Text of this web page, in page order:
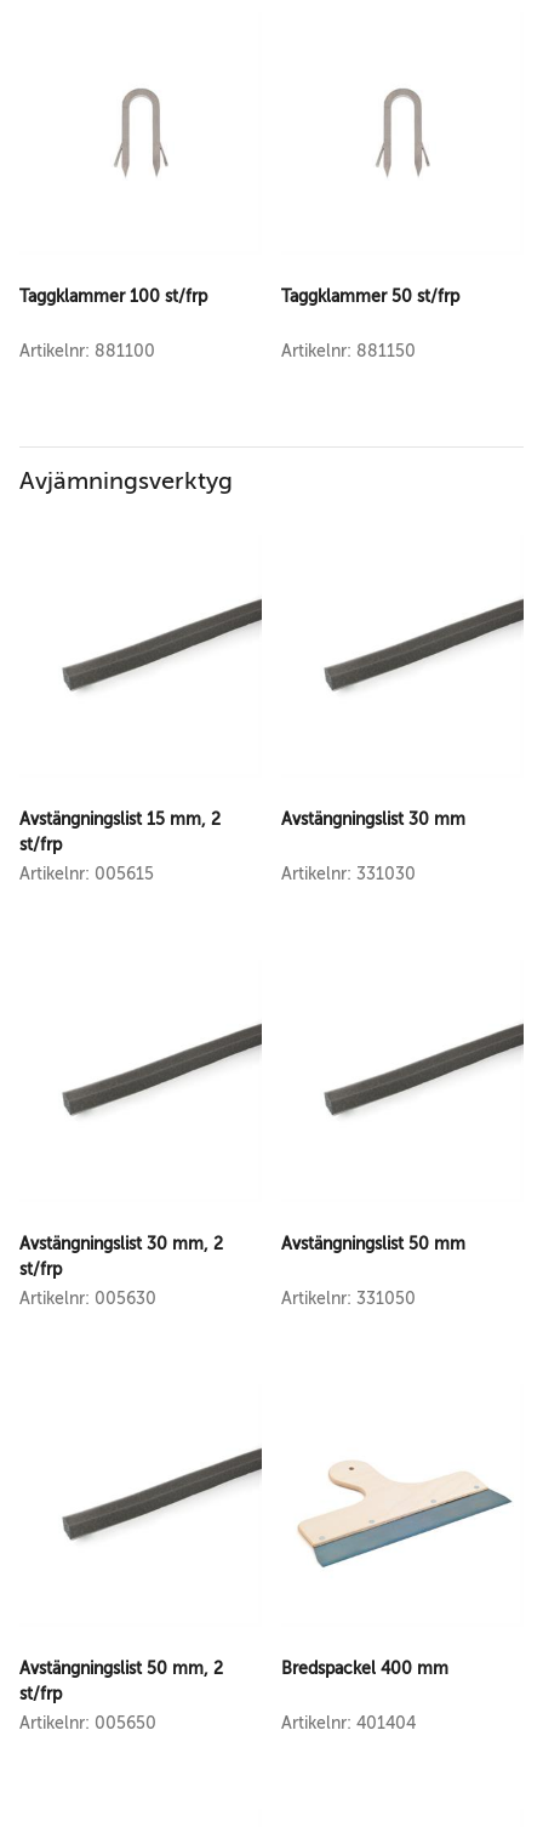
Taggklammer 100 st/frp
Artikelnr: 881100
Taggklammer 50 st/frp
Artikelnr: 881150
Avjämningsverktyg
Avstängningslist 15 mm, 2
st/frp
Artikelnr: 005615
Avstängningslist 30 mm
Artikelnr: 331030
Avstängningslist 30 mm, 2
st/frp
Artikelnr: 005630
Avstängningslist 50 mm
Artikelnr: 331050
Avstängningslist 50 mm, 2
st/frp
Artikelnr: 005650
Bredspackel 400 mm
Artikelnr: 401404